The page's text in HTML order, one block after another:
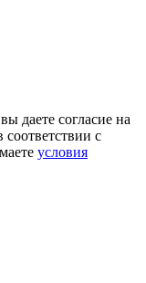
даете согласие на
с
условия